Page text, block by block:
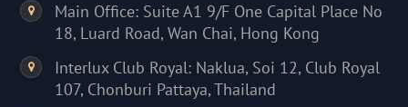
Main Office: Suite A1 9/F One Capital Place No
18, Luard Road, Wan Chai, Hong Kong
Interlux Club Royal: Naklua, Soi 12, Club Royal
107, Chonburi Pattaya, Thailand